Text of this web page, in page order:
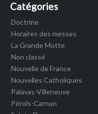
Catégories
Doctrine
Horaires des messes
La Grande Motte
Non classé
Nouvelle de France
Nouvelles Catholiques
Palavas-Villeneuve
Pérols-Carnon